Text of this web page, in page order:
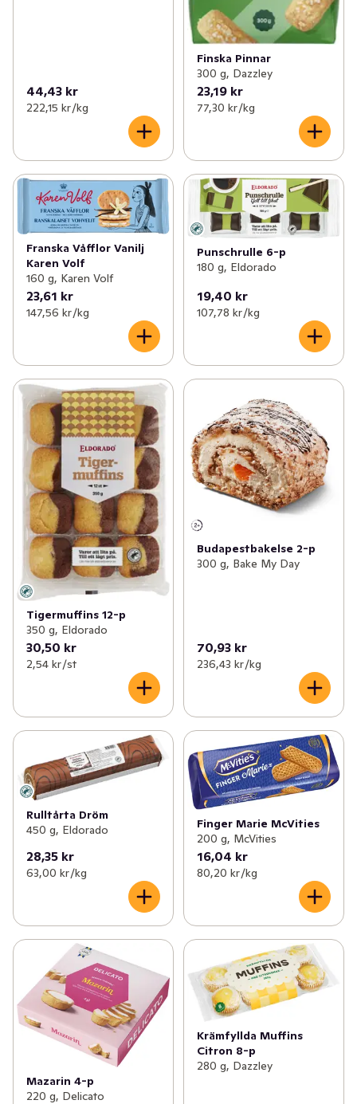
44,43 kr
222,15 kr /kg
Finska Pinnar
300 g, Dazzley
23,19 kr
77,30 kr /kg
Franska Våfflor Vanilj
Karen Volf
160 g, Karen Volf
23,61 kr
147,56 kr /kg
Punschrulle 6-p
180 g, Eldorado
19,40 kr
107,78 kr /kg
Tigermuffins 12-p
350 g, Eldorado
30,50 kr
2,54 kr /st
Budapestbakelse 2-p
300 g, Bake My Day
70,93 kr
236,43 kr /kg
Rulltårta Dröm
450 g, Eldorado
28,35 kr
63,00 kr /kg
Finger Marie McVities
200 g, McVities
16,04 kr
80,20 kr /kg
Mazarin 4-p
220 g, Delicato
Krämfyllda Muffins
Citron 8-p
280 g, Dazzley